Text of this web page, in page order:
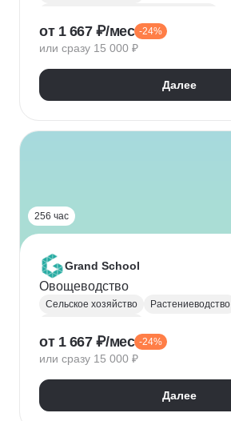
Растениеводство
Уход за растениями
от 1 667 ₽/мес -24%
или сразу 15 000 ₽
Далее
256 час
Grand School
Овощеводство
Сельское хозяйство
Растениеводство
от 1 667 ₽/мес -24%
или сразу 15 000 ₽
Далее